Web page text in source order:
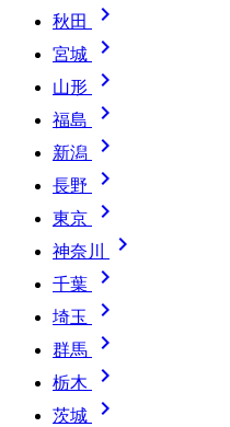
秋田 
宮城 
山形 
福島 
新潟 
長野 
東京 
神奈川 
千葉 
埼玉 
群馬 
栃木 
茨城 